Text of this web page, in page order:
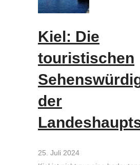
Kiel: Die
touristischen
der
25. Juli 2024